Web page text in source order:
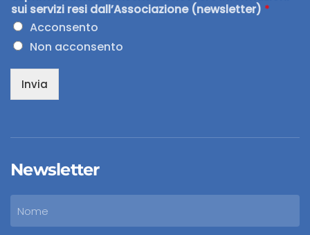
sui servizi resi dall’Associazione (newsletter) *
Acconsento
Non acconsento
Invia
Newsletter